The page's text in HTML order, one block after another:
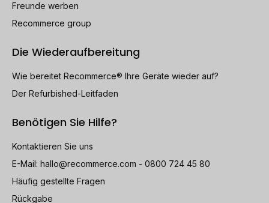
Freunde werben
Recommerce group
Die Wiederaufbereitung
Wie bereitet Recommerce® Ihre Geräte wieder auf?
Der Refurbished-Leitfaden
Benötigen Sie Hilfe?
Kontaktieren Sie uns
E-Mail: hallo@recommerce.com - 0800 724 45 80
Häufig gestellte Fragen
Rückgabe